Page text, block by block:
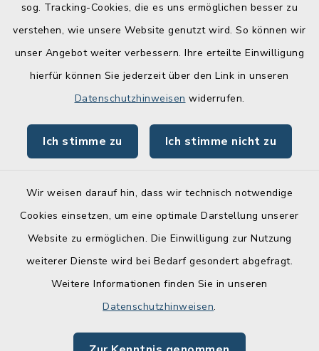
sog. Tracking-Cookies, die es uns ermöglichen besser zu
verstehen, wie unsere Website genutzt wird. So können wir
unser Angebot weiter verbessern. Ihre erteilte Einwilligung
hierfür können Sie jederzeit über den Link in unseren
Datenschutzhinweisen widerrufen.
Ich stimme zu Ich stimme nicht zu
Wir weisen darauf hin, dass wir technisch notwendige
Cookies einsetzen, um eine optimale Darstellung unserer
Website zu ermöglichen. Die Einwilligung zur Nutzung
weiterer Dienste wird bei Bedarf gesondert abgefragt.
Weitere Informationen finden Sie in unseren
Datenschutzhinweisen.
Quicklinks
Lebenslagen
Online-Service
Barrierefreiheit